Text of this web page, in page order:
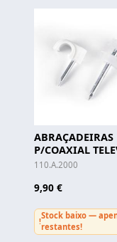
ABRAÇADEIRAS
P/COAXIAL
(Cx. c/100 Unid.)
110.A.2000
9,90 €
!
Stock baixo —
restantes!